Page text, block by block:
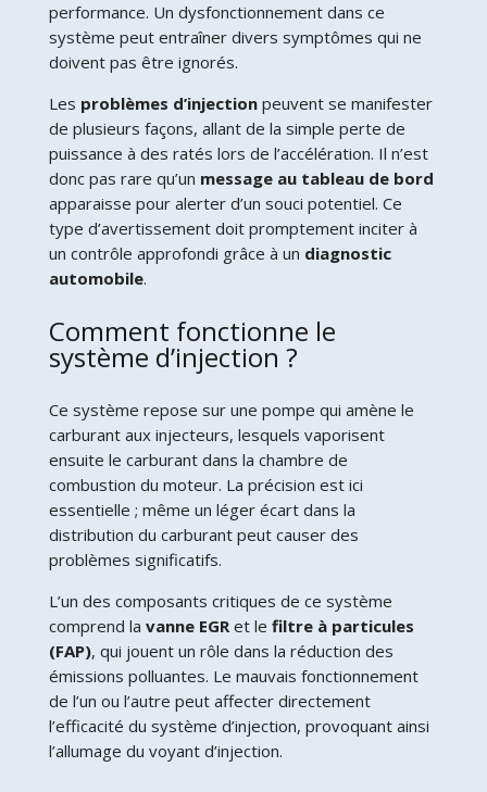
performance. Un dysfonctionnement dans ce
système peut entraîner divers symptômes qui ne
doivent pas être ignorés.
Les problèmes d’injectionpeuvent se manifester
de plusieurs façons, allant de la simple perte de
puissance à des ratés lors de l’accélération. Il n’est
donc pas rare qu’un message au tableau de bord
apparaisse pour alerter d’un souci potentiel. Ce
type d’avertissement doit promptement inciter à
un contrôle approfondi grâce à un diagnostic
automobile.
Comment fonctionne le
système d’injection ?
Ce système repose sur une pompe qui amène le
carburant aux injecteurs, lesquels vaporisent
ensuite le carburant dans la chambre de
combustion du moteur. La précision est ici
essentielle ; même un léger écart dans la
distribution du carburant peut causer des
problèmes significatifs.
L’un des composants critiques de ce système
comprend la vanne EGRet le filtre à particules
(FAP), qui jouent un rôle dans la réduction des
émissions polluantes. Le mauvais fonctionnement
de l’un ou l’autre peut affecter directement
l’efficacité du système d’injection, provoquant ainsi
l’allumage du voyant d’injection.